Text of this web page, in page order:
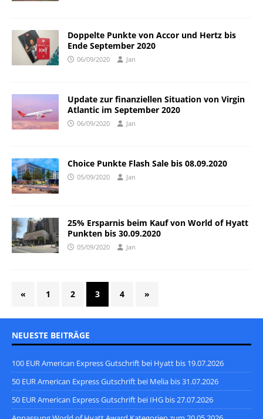
Doppelte Punkte von Accor und Hertz bis
Ende September 2020
06/09/2020 Jan
Update zur finanziellen Situation von Virgin
Atlantic im September 2020
06/09/2020 Jan
Choice Punkte Flash Sale bis 08.09.2020
05/09/2020 Jan
25% Ersparnis beim Kauf von World of Hyatt
Punkten bis 30.09.2020
05/09/2020 Jan
« 1 2 3 4 »
NEUESTE BEITRÄGE
100 EUR American Express Gutschrift bei Hyatt bis 19.07.2026
50 EUR American Express Gutschrift bei Melia bis 31.07.2026
50 EUR American Express Gutschrift bei IHG bis 27.07.2026